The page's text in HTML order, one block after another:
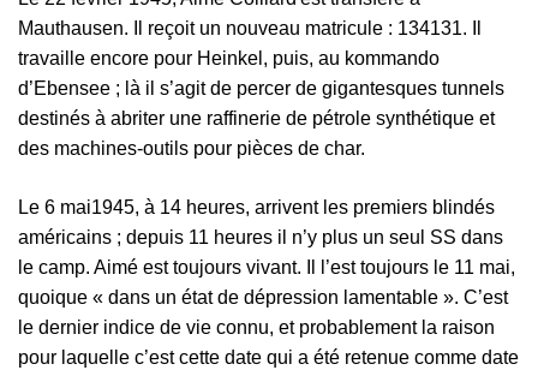
Mauthausen. Il reçoit un nouveau matricule : 134131. Il
travaille encore pour Heinkel, puis, au kommando
d’Ebensee ; là il s’agit de percer de gigantesques tunnels
destinés à abriter une raffinerie de pétrole synthétique et
des machines-outils pour pièces de char.
Le 6 mai1945, à 14 heures, arrivent les premiers blindés
américains ; depuis 11 heures il n’y plus un seul SS dans
le camp. Aimé est toujours vivant. Il l’est toujours le 11 mai,
quoique « dans un état de dépression lamentable ». C’est
le dernier indice de vie connu, et probablement la raison
pour laquelle c’est cette date qui a été retenue comme date